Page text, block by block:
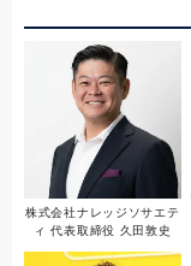
株式会社ナレッジソサエテ
ィ 代表取締役 久田敦史